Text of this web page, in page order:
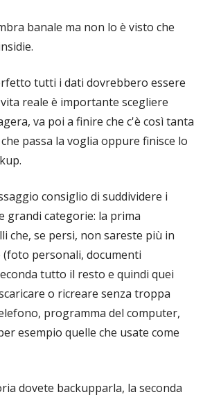
banale ma non lo è visto che
tutti i dati dovrebbero essere
reale è importante scegliere
va poi a finire che c'è così tanta
passa la voglia oppure finisce lo
consiglio di suddividere i
grandi categorie: la prima
che, se persi, non sareste più in
personali, documenti
tutto il resto e quindi quei
o ricreare senza troppa
programma del computer,
esempio quelle che usate come
dovete backupparla, la seconda